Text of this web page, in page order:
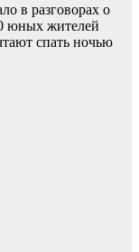
в разговорах о
юных жителей
спать ночью